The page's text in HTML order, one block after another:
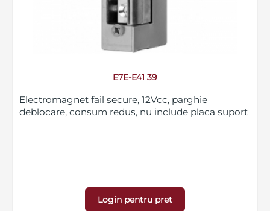
E7E-E41 39
Electromagnet fail secure, 12Vcc, parghie
deblocare, consum redus, nu include placa suport
Login pentru pret